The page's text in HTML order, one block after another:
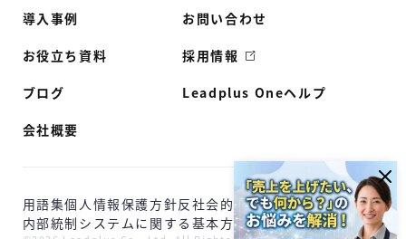
導入事例
お役立ち資料
ブログ
会社概要
お問い合わせ
採用情報
Leadplus Oneヘルプ
用語集個人情報保護方針反社会的勢力に対する基本方針
内部統制システムに関する基本方針